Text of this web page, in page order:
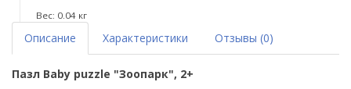
Вес: 0.04 кг
Описание Характеристики Отзывы (0)
Пазл Baby puzzle "Зоопарк", 2+